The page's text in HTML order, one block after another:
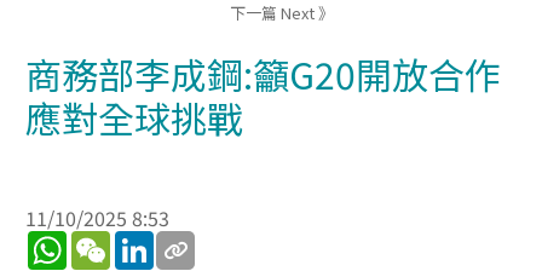
下一篇 Next 》
商務部李成鋼:籲G20開放合作
應對全球挑戰
11/10/2025 8:53
WhatsApp
WeChatLinkedIn